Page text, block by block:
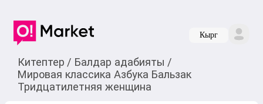
Кырг
Китептер / Балдар адабияты /
Мировая классика Азбука Бальзак
Тридцатилетняя женщина